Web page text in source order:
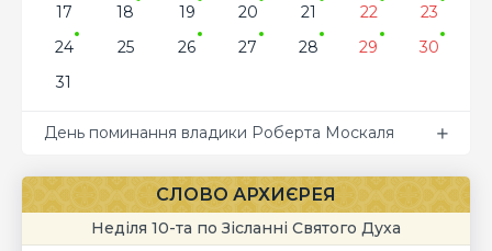
17
18 19 20 21 22
23
24
25 26 27 28 29
30
31
День поминання владики Роберта Москаля
СЛОВО АРХИЄРЕЯ
Неділя 10-та по Зісланні Святого Духа